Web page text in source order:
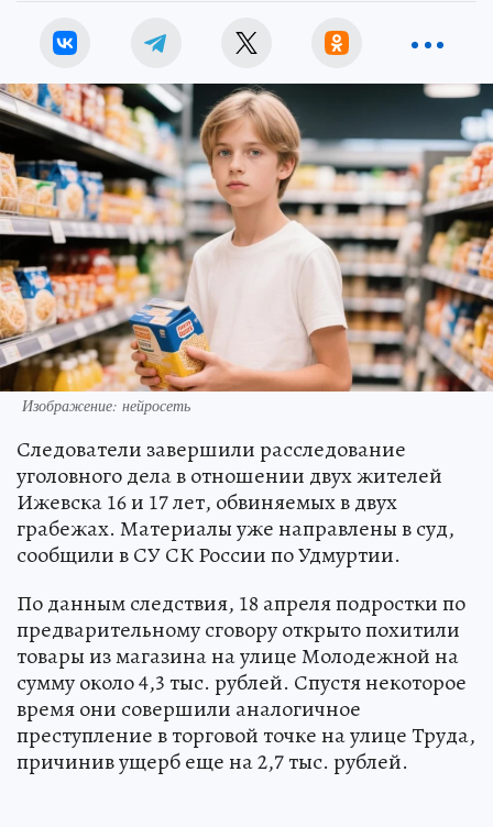
Изображение: нейросеть
Следователи завершили расследование
уголовного дела в отношении двух жителей
Ижевска 16 и 17 лет, обвиняемых в двух
грабежах. Материалы уже направлены в суд,
сообщили в СУ СК России по Удмуртии.
По данным следствия, 18 апреля подростки по
предварительному сговору открыто похитили
товары из магазина на улице Молодежной на
сумму около 4,3 тыс. рублей. Спустя некоторое
время они совершили аналогичное
преступление в торговой точке на улице Труда,
причинив ущерб еще на 2,7 тыс. рублей.